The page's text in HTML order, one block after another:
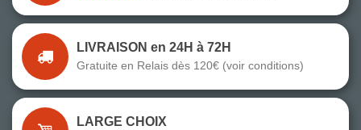
LIVRAISON en 24H à 72H
Gratuite en Relais dès 120€ (voir conditions)
LARGE CHOIX